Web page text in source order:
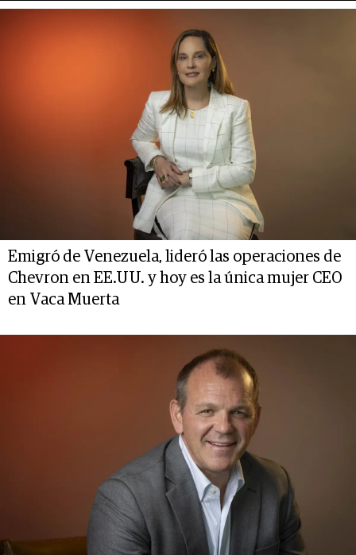
Emigró de Venezuela, lideró las operaciones de
Chevron en EE.UU. y hoy es la única mujer CEO
en Vaca Muerta